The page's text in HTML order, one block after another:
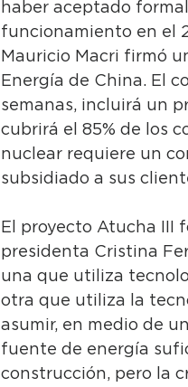
haber aceptado
funcionamiento en el
Mauricio Macri firmó
Energía de China. El
semanas, incluirá un
cubrirá el 85% de los
nuclear requiere un
subsidiado a sus
El proyecto Atucha III
presidenta Cristina
una que utiliza
otra que utiliza la
asumir, en medio de
fuente de energía
construcción, pero la